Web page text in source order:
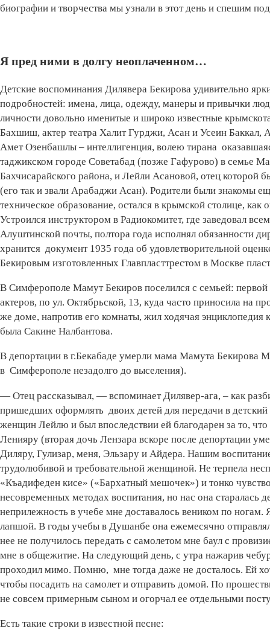
биографии и творчества мы узнали в этот день и спешим
Я пред ними в долгу неоплаченном…
Детские воспоминания Дилявера Бекирова удивительно
подробностей: имена, лица, одежду, манеры и привычки
личности довольно именитые и широко известные
Бахшиш, актер театра Халит Гурджи, Асан и Усеин
Амет Озенбашлы – интеллигенция, волею тирана
таджикском городе Советабад (позже Гафурово) в семье
Бахчисарайского района, и Лейли Асановой, отец которой
(его так и звали Арабаджи Асан). Родители были знакомы
техническое образование, остался в крымской столице, как
Устроился инструктором в Радиокомитет, где заведовал
Алуштинской почты, полтора года исполнял обязанности
хранится документ 1935 года об удовлетворительной
Бекировым изготовленных Главпласттрестом в Москве
В Симферополе Мамут Бекиров поселился с семьей:
актеров, по ул. Октябрьской, 13, куда часто приносила
же доме, напротив его комнаты, жил ходячая энциклопедия
была Сакине Налбантова.
В депортации в г.Бекабаде умерли мама Мамута
в Симферополе незадолго до выселения).
— Отец рассказывал, — вспоминает Дилявер-ага, – как
пришедших оформлять двоих детей для передачи в
женщин Лейлю и был впоследствии ей благодарен за то,
Ленияру (вторая дочь Лензара вскоре после депортации
Диляру, Гулизар, меня, Эльзару и Айдера. Нашим
трудолюбивой и требовательной женщиной. Не терпела
«Къадифеден кисе» («Бархатный мешочек») и тонко
несовременных методах воспитания, но нас она старалась
неприлежность в учебе мне доставалось веником по
лапшой. В годы учебы в Душанбе она ежемесячно
нее не получилось передать с самолетом мне баул с
мне в общежитие. На следующий день, с утра нажарив
проходил мимо. Помню, мне тогда даже не досталось. Ей
чтобы посадить на самолет и отправить домой. По
не совсем примерным сыном и огорчал ее отдельными
Есть такие строки в известной песне: